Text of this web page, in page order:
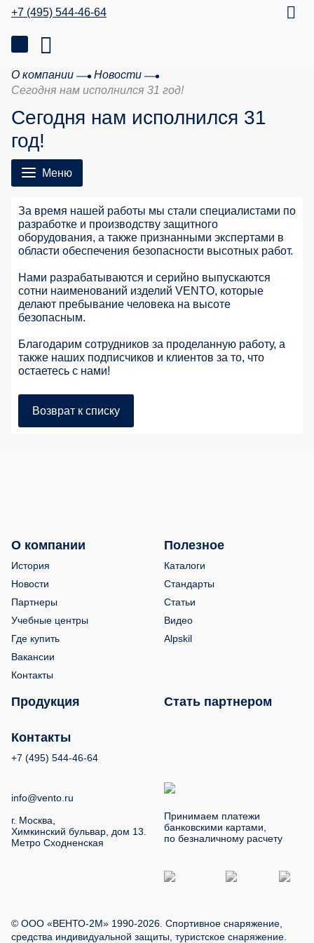
+7 (495) 544-46-64
О компании
Новости
Сегодня нам исполнился 31 год!
Сегодня нам исполнился 31
год!
Меню
За время нашей работы мы стали специалистами по
разработке и производству защитного
оборудования, а также признанными экспертами в
области обеспечения безопасности высотных работ.
Нами разрабатываются и серийно выпускаются
сотни наименований изделий VENTO, которые
делают пребывание человека на высоте
безопасным.
Благодарим сотрудников за проделанную работу, а
также наших подписчиков и клиентов за то, что
остаетесь с нами!
Возврат к списку
О компании
История
Новости
Партнеры
Учебные центры
Где купить
Вакансии
Контакты
Полезное
Каталоги
Стандарты
Статьи
Видео
Alpskil
Продукция Стать партнером
Контакты
+7 (495) 544-46-64
info@vento.ru
г. Москва,
Химкинский бульвар, дом 13.
Метро Сходненская
Принимаем платежи
банковскими картами,
по безналичному расчету
© ООО «ВЕНТО-2М» 1990-2026. Спортивное снаряжение,
средства индивидуальной защиты, туристское снаряжение.